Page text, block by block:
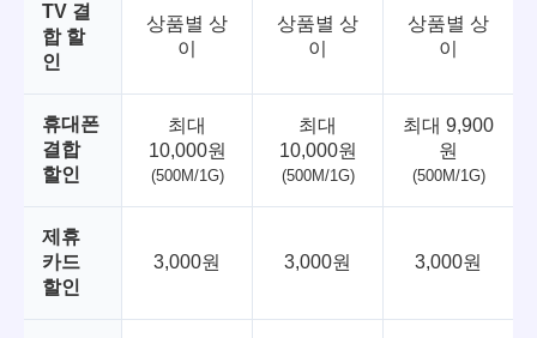
TV 결
합 할
인
상품별 상
이
상품별 상
이
상품별 상
이
휴대폰
결합
할인
최대
10,000원
(500M/1G)
최대
10,000원
(500M/1G)
최대 9,900
원
(500M/1G)
제휴
카드
할인
3,000원 3,000원 3,000원